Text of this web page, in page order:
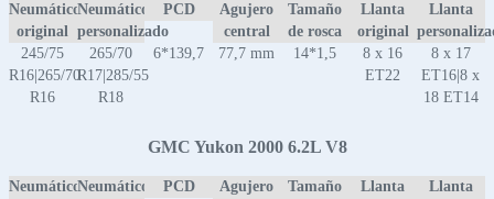
Neumático
original
Neumático
personalizado
PCD
Agujero
central
Tamaño
de rosca
Llanta
original
Llanta
245/75
R16|265/70
R16
265/70
R17|285/55
R18
6*139,7 77,7 mm 14*1,5
8 x 16
ET22
8 x 17
ET16|8 x
18 ET14
GMC Yukon 2000 6.2L V8
NeumáticoNeumático
PCD
Agujero
Tamaño
Llanta
Llanta